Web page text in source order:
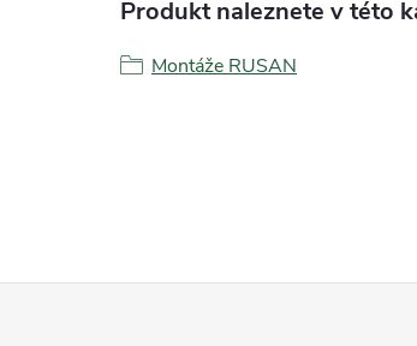
Produkt naleznete v této
Montáže RUSAN